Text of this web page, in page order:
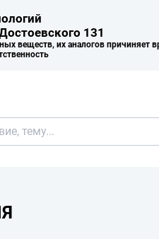
131
веществ, их аналогов